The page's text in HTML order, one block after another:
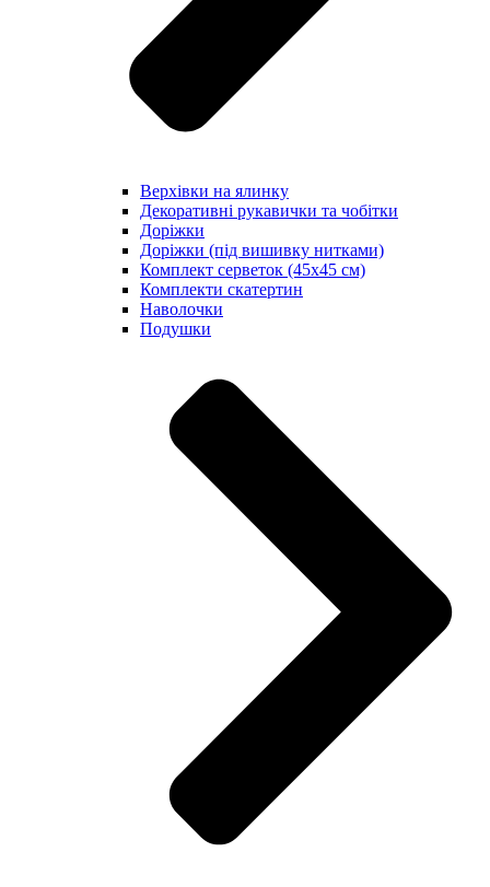
Верхівки на ялинку
Декоративні рукавички та чобітки
Доріжки
Доріжки (під вишивку нитками)
Комплект серветок (45х45 см)
Комплекти скатертин
Наволочки
Подушки